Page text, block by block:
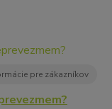
pre zákazníkov